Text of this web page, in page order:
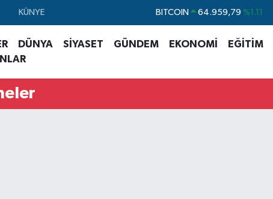
KÜNYE DOLAR 47,7436 %0.18
55,2510 %0.32
GRAM ALTIN 6660.55 %0.03
DÜNYA SİYASET GÜNDEM EKONOMİ EĞİTİM